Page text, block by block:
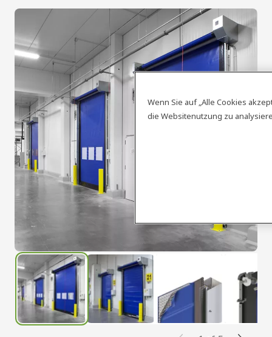
Wenn Sie auf „Alle Cookies
die Websitenutzung zu